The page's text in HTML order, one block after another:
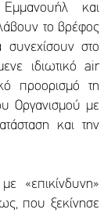
Εμμανουήλ και
το βρέφος
συνεχίσουν στο
ιδιωτικό air
προορισμό τη
Οργανισμού με
και την
«επικίνδυνη»
που ξεκίνησε